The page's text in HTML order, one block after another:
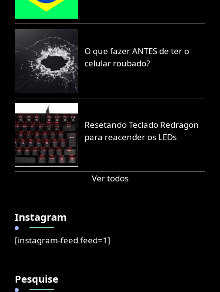
O que fazer ANTES de ter o
celular roubado?
Resetando Teclado Redragon
para reacender os LEDs
Ver todos
Instagram
[instagram-feed feed=1]
Pesquise